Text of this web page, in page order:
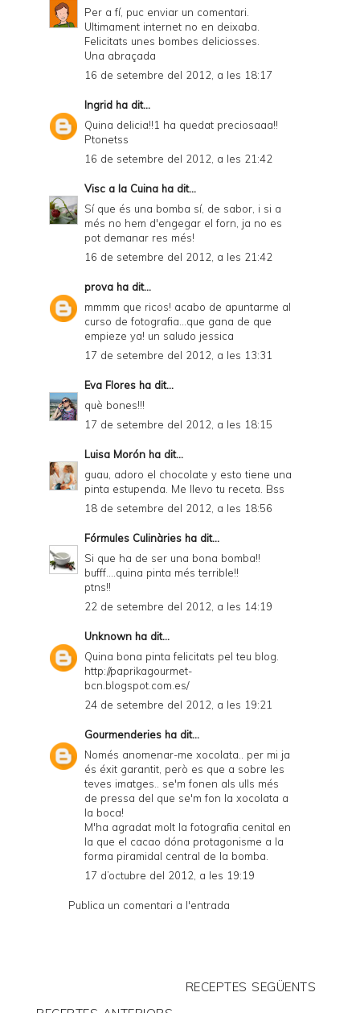
Per a fí, puc enviar un comentari.
Ultimament internet no en deixaba.
Felicitats unes bombes deliciosses.
Una abraçada
16 de setembre del 2012, a les 18:17
Ingrid ha dit...
Quina delicia!!1 ha quedat preciosaaa!!
Ptonetss
16 de setembre del 2012, a les 21:42
Visc a la Cuina ha dit...
Sí que és una bomba sí, de sabor, i si a
més no hem d'engegar el forn, ja no es
pot demanar res més!
16 de setembre del 2012, a les 21:42
prova ha dit...
mmmm que ricos! acabo de apuntarme al
curso de fotografia...que gana de que
empieze ya! un saludo jessica
17 de setembre del 2012, a les 13:31
Eva Flores ha dit...
què bones!!!
17 de setembre del 2012, a les 18:15
Luisa Morón ha dit...
guau, adoro el chocolate y esto tiene una
pinta estupenda. Me llevo tu receta. Bss
18 de setembre del 2012, a les 18:56
Fórmules Culinàries ha dit...
Si que ha de ser una bona bomba!!
bufff....quina pinta més terrible!!
ptns!!
22 de setembre del 2012, a les 14:19
Unknown ha dit...
Quina bona pinta felicitats pel teu blog.
http://paprikagourmet-
bcn.blogspot.com.es/
24 de setembre del 2012, a les 19:21
Gourmenderies ha dit...
Només anomenar-me xocolata.. per mi ja
és éxit garantit, però es que a sobre les
teves imatges.. se'm fonen als ulls més
de pressa del que se'm fon la xocolata a
la boca!
M'ha agradat molt la fotografia cenital en
la que el cacao dóna protagonisme a la
forma piramidal central de la bomba.
17 d’octubre del 2012, a les 19:19
Publica un comentari a l'entrada
RECEPTES SEGÜENTS